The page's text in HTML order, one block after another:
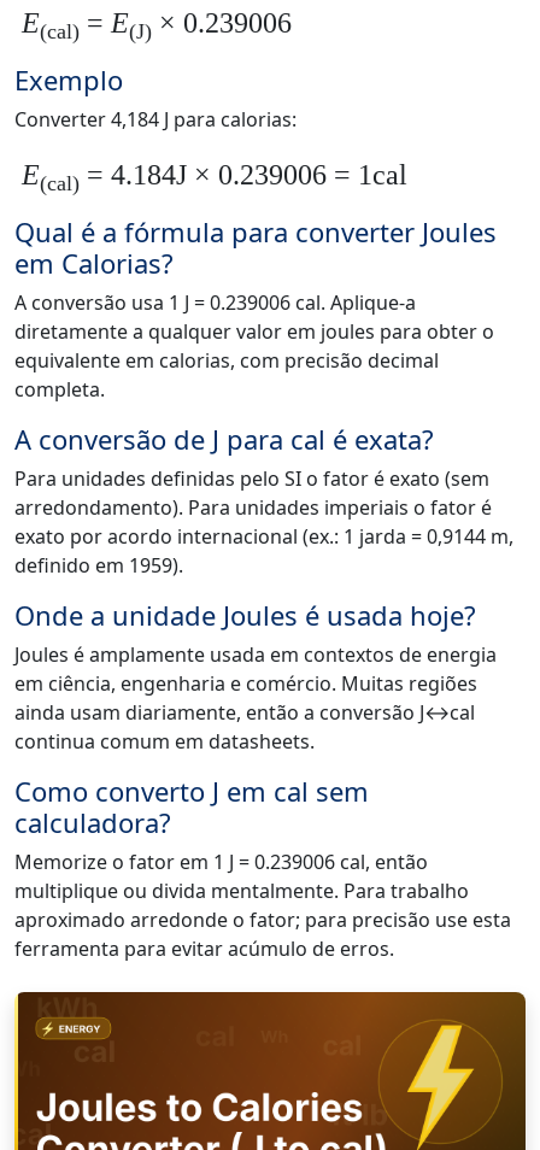
E(cal) =E(J) × 0.239006
Exemplo
Converter 4,184 J para calorias:
E(cal) = 4.184J × 0.239006 = 1cal
Qual é a fórmula para converter Joules
em Calorias?
A conversão usa 1 J = 0.239006 cal. Aplique-a
diretamente a qualquer valor em joules para obter o
equivalente em calorias, com precisão decimal
completa.
A conversão de J para cal é exata?
Para unidades definidas pelo SI o fator é exato (sem
arredondamento). Para unidades imperiais o fator é
exato por acordo internacional (ex.: 1 jarda = 0,9144 m,
definido em 1959).
Onde a unidade Joules é usada hoje?
Joules é amplamente usada em contextos de energia
em ciência, engenharia e comércio. Muitas regiões
ainda usam diariamente, então a conversão J↔cal
continua comum em datasheets.
Como converto J em cal sem
calculadora?
Memorize o fator em 1 J = 0.239006 cal, então
multiplique ou divida mentalmente. Para trabalho
aproximado arredonde o fator; para precisão use esta
ferramenta para evitar acúmulo de erros.